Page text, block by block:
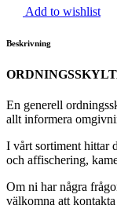
Add to wishlist
Beskrivning
En generell
allt informera
I vårt sortiment hittar
och affischering,
Om ni har några
välkomna att kontakta